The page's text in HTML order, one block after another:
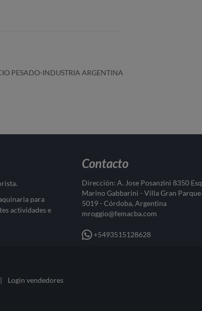
PESADO-INDUSTRIA ARGENTINA
para
actividades e
Contacto
Dirección: A. Jose Posanzini 8350 Esq
Marino Gabbarini - Villa Gran Parque
5019 - Córdoba, Argentina
mroggio@femacba.com
+5493515128628
| Login vendedores